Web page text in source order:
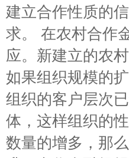
建立合作性质的
求。 在农村合作
应。新建立的农
如果组织规模的
组织的客户层次
体，这样组织的
数量的增多，那